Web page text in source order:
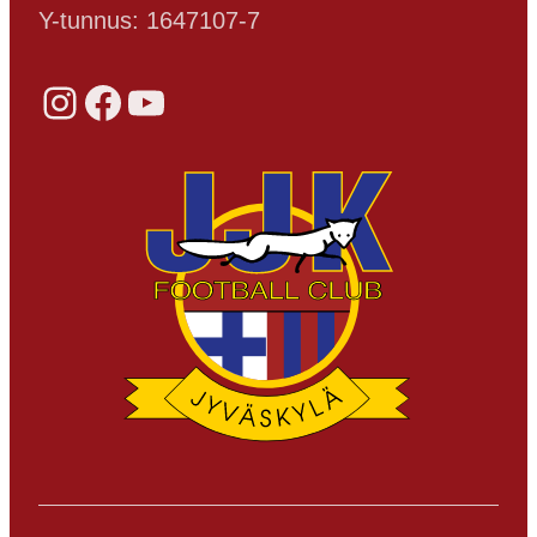
Y-tunnus: 1647107-7
Instagram Facebook YouTube